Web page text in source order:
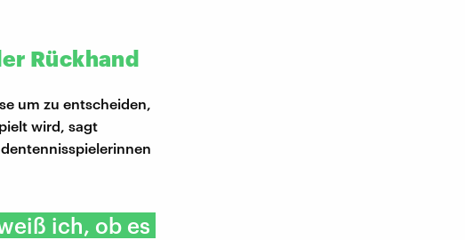
Rückhand
um zu entscheiden,
wird, sagt
ich, ob es